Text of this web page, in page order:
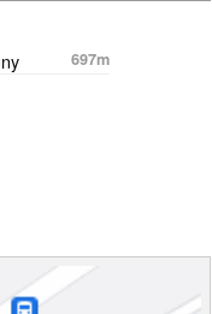
697m